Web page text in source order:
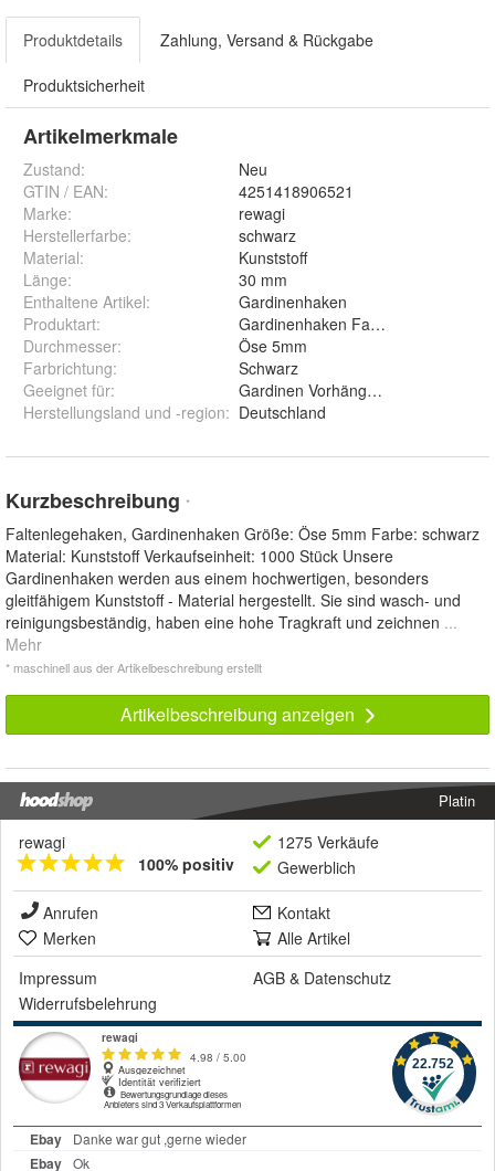
Produktdetails Zahlung, Versand & Rückgabe
Produktsicherheit
Artikelmerkmale
Zustand:
Neu
GTIN / EAN:
4251418906521
Marke:
rewagi
Herstellerfarbe:
schwarz
Material:
Kunststoff
Länge:
30 mm
Enthaltene Artikel:
Gardinenhaken
Produktart:
Gardinenhaken Faltenlegehaken
Durchmesser:
Öse 5mm
Farbrichtung:
Schwarz
Geeignet für:
Gardinen Vorhänge
Herstellungsland und -region: Deutschland
Kurzbeschreibung *
Faltenlegehaken, Gardinenhaken Größe: Öse 5mm Farbe: schwarz
Material: Kunststoff Verkaufseinheit: 1000 Stück Unsere
Gardinenhaken werden aus einem hochwertigen, besonders
gleitfähigem Kunststoff - Material hergestellt. Sie sind wasch- und
reinigungsbeständig, haben eine hohe Tragkraft und zeichnen ...
Mehr
* maschinell aus der Artikelbeschreibung erstellt
Artikelbeschreibung anzeigen
Platin
rewagi
100% positiv
1275 Verkäufe
Gewerblich
Anrufen
Kontakt
Merken
Alle Artikel
Impressum
AGB & Datenschutz
Widerrufsbelehrung